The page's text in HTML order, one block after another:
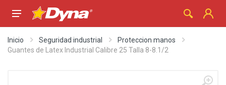
Inicio Seguridad industrial
Proteccion manos
Guantes de Latex Industrial Calibre 25 Talla 8-8.1/2